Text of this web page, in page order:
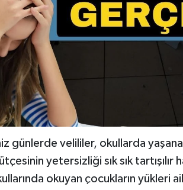
günlerde velililer, okullarda
yetersizliği sık sık
okuyan çocukların yükleri